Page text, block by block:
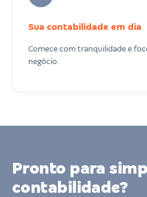
Sua contabilidade em dia
Comece com tranquilidade e
negócio.
Pronto para
contabilidade?